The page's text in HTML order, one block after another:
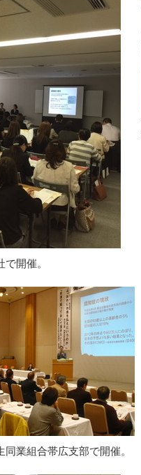
開催。
業組合帯広支部で開催。